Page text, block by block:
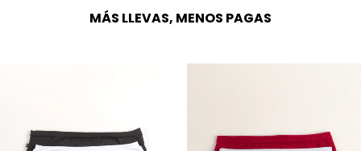
MÁS LLEVAS, MENOS PAGAS